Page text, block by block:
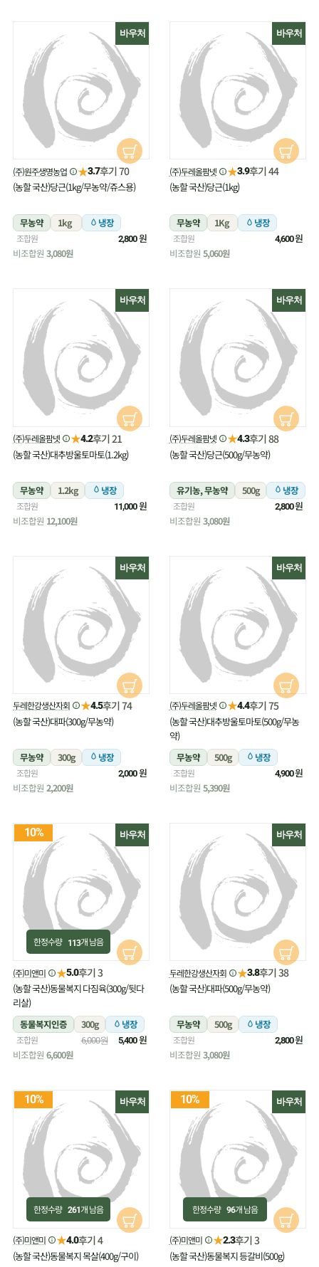
바우처
(주)두레올팜넷 ★3.9후기 44
(농할 국산)당근(1kg)
무농약 1Kg 냉장
조합원 4,600원
비조합원 5,060원
바우처
(주)원주생명농업 ★3.7후기 70
(농할 국산)당근(1kg/무농약/쥬스용)
무농약 1kg 냉장
조합원 2,800원
비조합원 3,080원
바우처
(주)두레올팜넷 ★4.3후기 88
(농할 국산)당근(500g/무농약)
유기농, 무농약 500g 냉장
조합원 2,800원
비조합원 3,080원
바우처
(주)두레올팜넷 ★4.2후기 21
(농할 국산)대추방울토마토(1.2kg)
무농약 1.2kg 냉장
조합원 11,000원
비조합원 12,100원
바우처
(주)두레올팜넷 ★4.4후기 75
(농할 국산)대추방울토마토(500g/무농
약)
무농약
500g 냉장
조합원 4,900원
비조합원 5,390원
바우처
두레한강생산자회 ★4.5후기 74
(농할 국산)대파(300g/무농약)
무농약 300g 냉장
조합원 2,000원
비조합원 2,200원
바우처
두레한강생산자회 ★3.8후기 38
(농할 국산)대파(500g/무농약)
무농약 500g 냉장
조합원 2,800원
비조합원 3,080원
바우처
10%
한정수량 113개 남음
(주)미앤미 ★5.0후기 3
(농할 국산)동물복지 다짐육(300g/뒷다
리살)
동물복지인증
300g 냉장
조합원 6,000원 5,400원
비조합원 6,600원
바우처
10%
한정수량 96개 남음
(주)미앤미 ★2.3후기 3
(농할 국산)동물복지 등갈비(500g)
바우처
10%
한정수량 261 개 남음
(주)미앤미 ★4.0후기 4
(농할 국산)동물복지 목살(400g/구이)